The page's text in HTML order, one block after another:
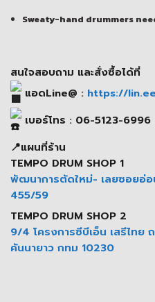
Sweaty-hand drummers
สนใจสอบถาม และสั่งซื้อได้ที่
แอดLine@ : https://
เบอร์โทร : 06-5123-6996
📍แผนที่ร้าน
TEMPO DRUM SHOP 1
พัฒนาการตัดใหม่- เลยซอยอ่
455/59
TEMPO DRUM SHOP 2
9/4 โครงการซีบีเอ็น เสรีไทย
คันนายาว กทม 10230